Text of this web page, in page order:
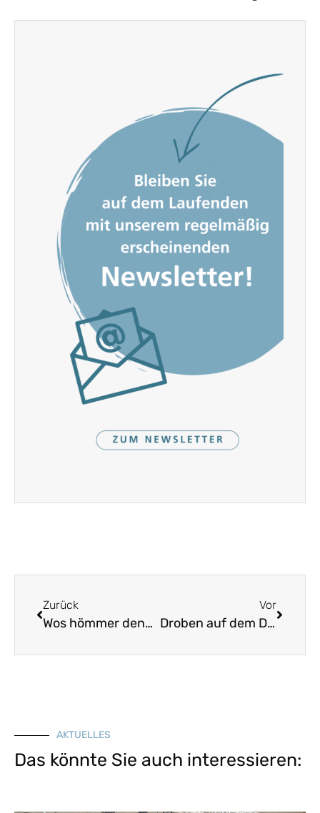
Zurück
Wos hömmer denn fürn Pfarrer
Vor
Droben auf dem Dammersfeld
AKTUELLES
Das könnte Sie auch interessieren: